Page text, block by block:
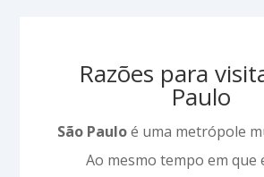
Razões para
Paulo
São Pauloé uma metrópole
Ao mesmo tempo em que